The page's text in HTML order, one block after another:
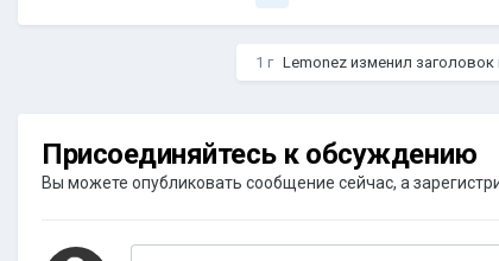
1 г Lemonez изменил заголовок
Присоединяйтесь к обсуждению
Вы можете опубликовать сообщение сейчас, а